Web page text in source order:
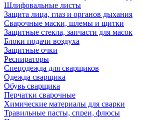
Шлифовальные листы
Защита лица, глаз и органов дыхания
Сварочные маски, шлемы и щитки
Защитные стекла, запчасти для масок
Блоки подачи воздуха
Защитные очки
Респираторы
Спецодежда для сварщиков
Одежда сварщика
Обувь сварщика
Перчатки сварочные
Химические материалы для сварки
Травильные пасты, спреи, флюсы